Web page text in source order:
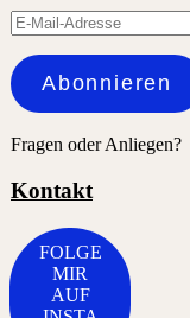
E-
Mail-
Adresse
Abonnieren
Fragen oder Anliegen?
Kontakt
FOLGE
MIR
AUF